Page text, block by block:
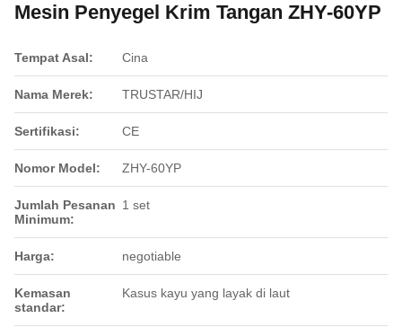
Mesin Penyegel Krim Tangan ZHY-60YP
Tempat Asal: Cina
Nama Merek: TRUSTAR/HIJ
Sertifikasi: CE
Nomor Model: ZHY-60YP
Jumlah Pesanan
Minimum:
1 set
Harga: negotiable
Kemasan
standar:
Kasus kayu yang layak di laut